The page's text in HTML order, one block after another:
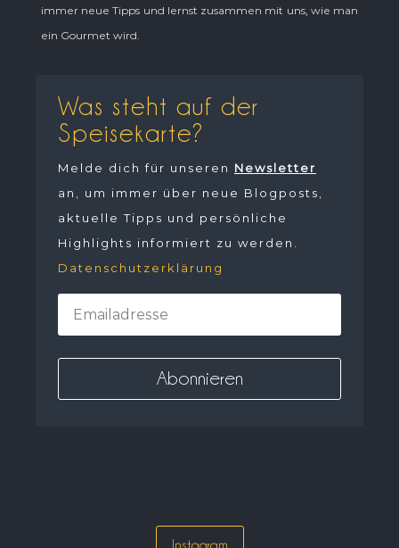
immer neue Tipps und lernst zusammen mit uns, wie man
ein Gourmet wird.
Was steht auf der
Speisekarte?
Melde dich für unseren Newsletter
an, um immer über neue Blogposts,
aktuelle Tipps und persönliche
Highlights informiert zu werden.
Datenschutzerklärung